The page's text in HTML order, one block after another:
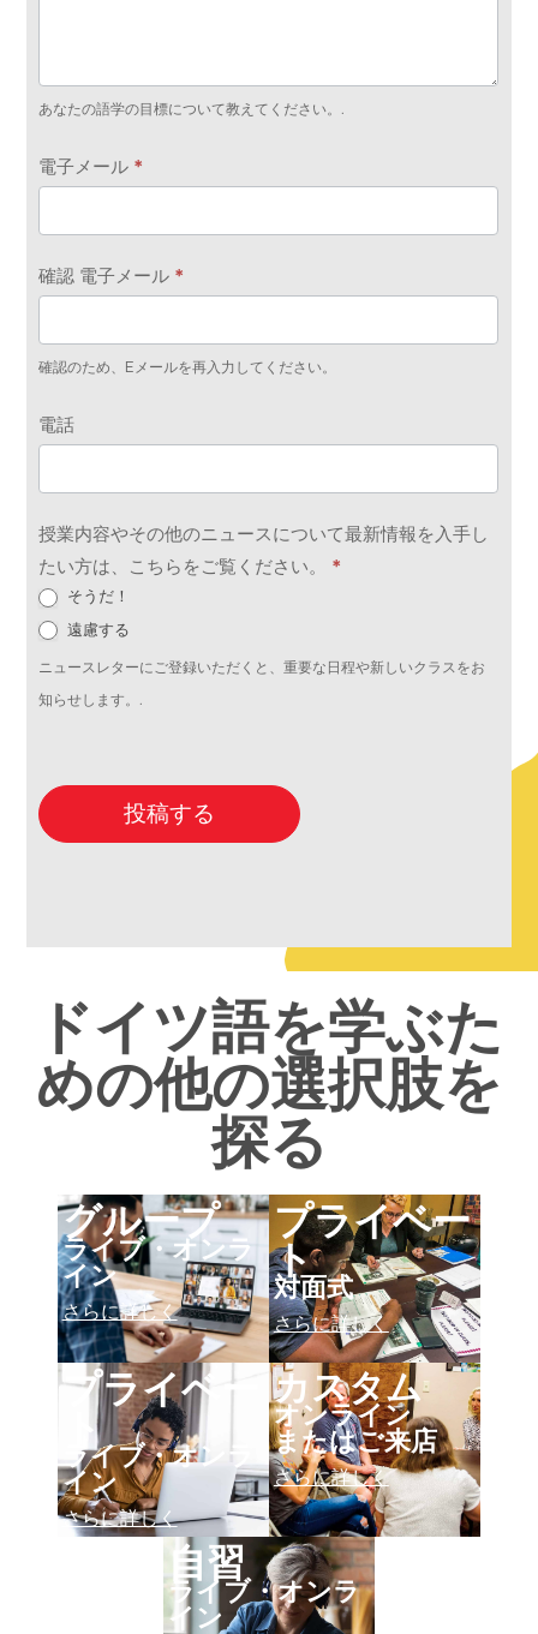
あなたの語学の目標について教えてください。.
電子メール *
確認 電子メール *
確認のため、Eメールを再入力してください。
電話
授業内容やその他のニュースについて最新情報を入手し
たい方は、こちらをご覧ください。 *
そうだ！
遠慮する
ニュースレターにご登録いただくと、重要な日程や新しいクラスをお
知らせします。.
投稿する
ドイツ語を学ぶた
めの他の選択肢を
探る
グループ
ライブ・オンラ
イン
さらに詳しく
プライベー
ト
対面式
さらに詳しく
プライベー
ト
ライブ・オンラ
イン
さらに詳しく
カスタム
オンライン
またはご来店
さらに詳しく
自習
ライブ・オンラ
イン